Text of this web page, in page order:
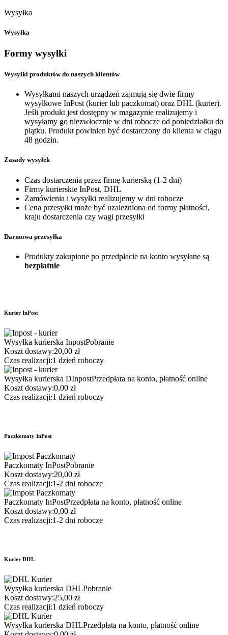
Wysyłka
Wysyłka
Formy wysyłki
Wysyłki produktów do naszych klientów
Wysyłkami naszych urządzeń zajmują się dwie firmy
wysyłkowe InPost (kurier lub paczkomat) oraz DHL (kurier).
Jeśli produkt jest dostępny w magazynie realizujemy i
wysyłamy go niezwłocznie w dni robocze od poniedziałku do
piątku. Produkt powinien być dostarczony do klienta w ciągu
48 godzin.
Zasady wysyłek
Czas dostarczenia przez firmę kurierską (1-2 dni)
Firmy kurierskie InPost, DHL
Zamówienia i wysyłki realizujemy w dni robocze
Cena przesyłki może być uzależniona od formy płatności,
kraju dostarczenia czy wagi przesyłki
Darmowa przesyłka
Produkty zakupione po przedpłacie na konto wysyłane są
bezpłatnie
Kurier InPost
Wysyłka kurierska InpostPobranie
Koszt dostawy:20,00 zł
Czas realizacji:1 dzień roboczy
Wysyłka kurierska DInpostPrzedpłata na konto, płatność online
Koszt dostawy:0,00 zł
Czas realizacji:1 dzień roboczy
Paczkomaty InPost
Paczkomaty InPostPobranie
Koszt dostawy:20,00 zł
Czas realizacji:1-2 dni robocze
Paczkomaty InPostPrzedpłata na konto, płatność online
Koszt dostawy:0,00 zł
Czas realizacji:1-2 dni robocze
Kurier DHL
Wysyłka kurierska DHLPobranie
Koszt dostawy:25,00 zł
Czas realizacji:1 dzień roboczy
Wysyłka kurierska DHLPrzedpłata na konto, płatność online